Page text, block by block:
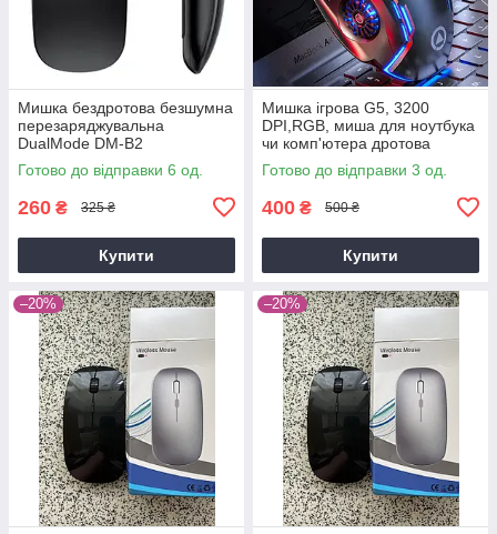
Мишка бездротова безшумна
перезаряджувальна
DualMode DM-B2
Готово до відправки 6 од.
260 ₴ 325 ₴
Купити
Мишка ігрова G5, 3200
DPI,RGB, миша для ноутбука
чи комп'ютера дротова
Готово до відправки 3 од.
400 ₴ 500 ₴
Купити
–20% –20%